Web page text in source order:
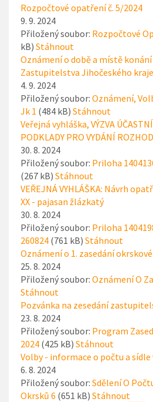
Rozpočtové opatření č. 5/2024
9. 9. 2024
Přiložený soubor: Rozpočtové
kB) Stáhnout
Oznámení o době a místě
Zastupitelstva Jihočeského kraje
4. 9. 2024
Přiložený soubor: Oznámení,
Jk 1 (484 kB) Stáhnout
Veřejná vyhláška, VÝZVA
PODKLADY PRO VYDÁNÍ
30. 8. 2024
Přiložený soubor: Priloha
(267 kB) Stáhnout
VEŘEJNÁ VYHLÁŠKA: Návrh
XX - pajasan žlázkatý
30. 8. 2024
Přiložený soubor: Priloha
260824 (761 kB) Stáhnout
Oznámení o 1. zasedání
25. 8. 2024
Přiložený soubor: Oznámení O
Stáhnout
Pozvánka na zesedání
23. 8. 2024
Přiložený soubor: Program
2024 (425 kB) Stáhnout
Volby - informace o počtu a
6. 8. 2024
Přiložený soubor: Sdělení O
Okrsků 6 (651 kB) Stáhnout